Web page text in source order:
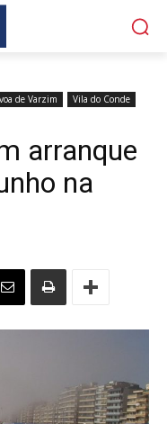
de Varzim
Vila do Conde
arranque
na